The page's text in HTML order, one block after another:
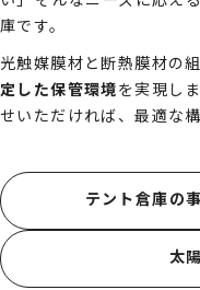
庫です。
光触媒膜材と断熱膜材の
定した保管環境を実現し
せいただければ、最適な
テント倉庫の
太